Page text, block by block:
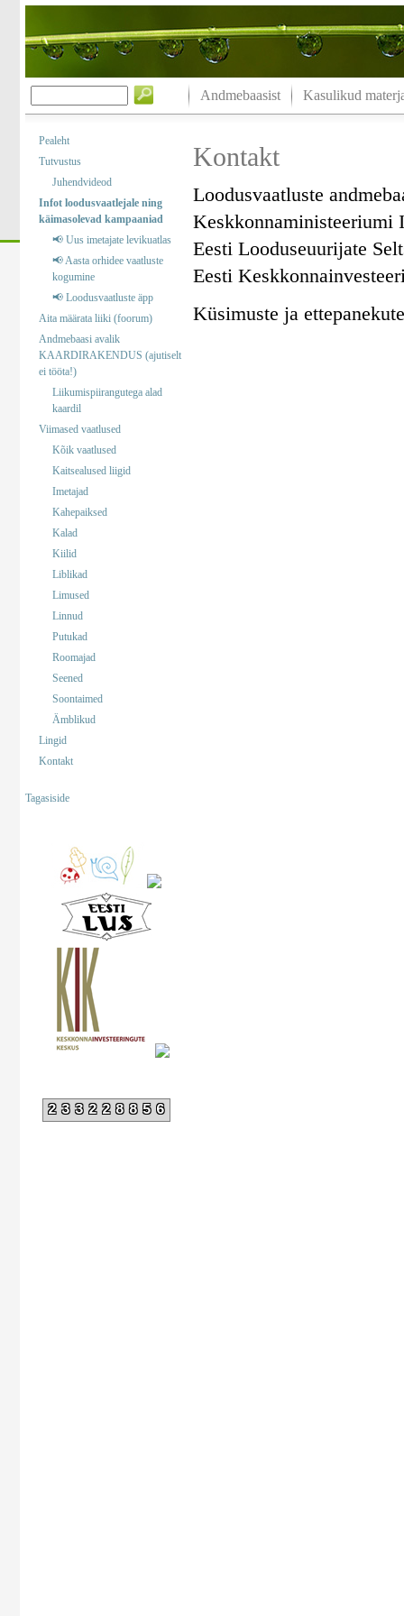
Andmebaasist Kasulikud
Pealeht
Tutvustus
Juhendvideod
Infot loodusvaatlejale ning
käimasolevad kampaaniad
📢 Uus imetajate levikuatlas
📢 Aasta orhidee vaatluste
kogumine
📢 Loodusvaatluste äpp
Aita määrata liiki (foorum)
Andmebaasi avalik
KAARDIRAKENDUS (ajutiselt
ei tööta!)
Liikumispiirangutega alad
kaardil
Viimased vaatlused
Kõik vaatlused
Kaitsealused liigid
Imetajad
Kahepaiksed
Kalad
Kiilid
Liblikad
Limused
Linnud
Putukad
Roomajad
Seened
Soontaimed
Ämblikud
Lingid
Kontakt
Tagasiside
233228856
Kontakt
Loodusvaatluste
Keskkonnaministeeriumi
Eesti Looduseuurijate
Eesti
Küsimuste ja